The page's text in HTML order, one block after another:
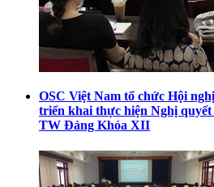
OSC Việt Nam tổ chức Hội
triển khai thực hiện Nghị
TW Đảng Khóa XII